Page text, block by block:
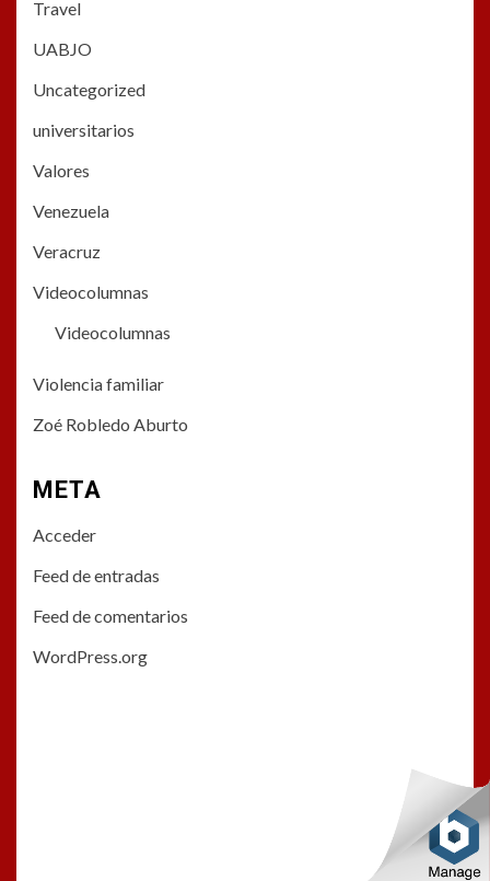
Travel
UABJO
Uncategorized
universitarios
Valores
Venezuela
Veracruz
Videocolumnas
Videocolumnas
Violencia familiar
Zoé Robledo Aburto
META
Acceder
Feed de entradas
Feed de comentarios
WordPress.org